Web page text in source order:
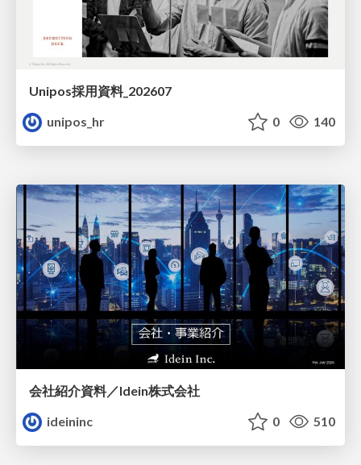
Unipos採用資料_202607
unipos_hr
0 140
会社紹介資料／Idein株式会社
ideininc
0 510